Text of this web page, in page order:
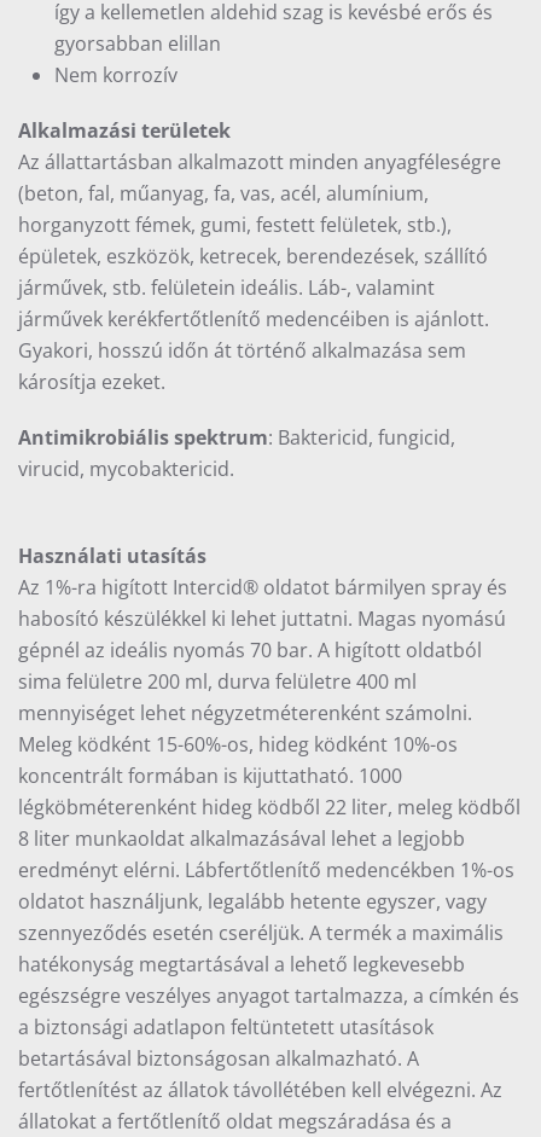
így a kellemetlen aldehid szag is kevésbé erős és
gyorsabban elillan
Nem korrozív
Alkalmazási területek
Az állattartásban alkalmazott minden anyagféleségre
(beton, fal, műanyag, fa, vas, acél, alumínium,
horganyzott fémek, gumi, festett felületek, stb.),
épületek, eszközök, ketrecek, berendezések, szállító
járművek, stb. felületein ideális. Láb-, valamint
járművek kerékfertőtlenítő medencéiben is ajánlott.
Gyakori, hosszú időn át történő alkalmazása sem
károsítja ezeket.
Antimikrobiális spektrum: Baktericid, fungicid,
virucid, mycobaktericid.
Használati utasítás
Az 1%-ra higított Intercid® oldatot bármilyen spray és
habosító készülékkel ki lehet juttatni. Magas nyomású
gépnél az ideális nyomás 70 bar. A higított oldatból
sima felületre 200 ml, durva felületre 400 ml
mennyiséget lehet négyzetméterenként számolni.
Meleg ködként 15-60%-os, hideg ködként 10%-os
koncentrált formában is kijuttatható. 1000
légköbméterenként hideg ködből 22 liter, meleg ködből
8 liter munkaoldat alkalmazásával lehet a legjobb
eredményt elérni. Lábfertőtlenítő medencékben 1%-os
oldatot használjunk, legalább hetente egyszer, vagy
szennyeződés esetén cseréljük. A termék a maximális
hatékonyság megtartásával a lehető legkevesebb
egészségre veszélyes anyagot tartalmazza, a címkén és
a biztonsági adatlapon feltüntetett utasítások
betartásával biztonságosan alkalmazható. A
fertőtlenítést az állatok távollétében kell elvégezni. Az
állatokat a fertőtlenítő oldat megszáradása és a